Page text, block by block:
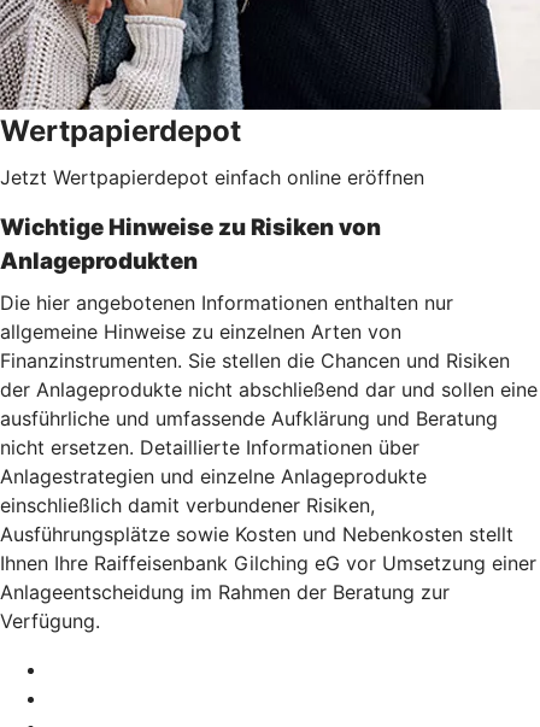
Wertpapierdepot
Jetzt Wertpapierdepot einfach online eröffnen
Wichtige Hinweise zu Risiken von
Anlageprodukten
Die hier angebotenen Informationen enthalten nur
allgemeine Hinweise zu einzelnen Arten von
Finanzinstrumenten. Sie stellen die Chancen und Risiken
der Anlageprodukte nicht abschließend dar und sollen eine
ausführliche und umfassende Aufklärung und Beratung
nicht ersetzen. Detaillierte Informationen über
Anlagestrategien und einzelne Anlageprodukte
einschließlich damit verbundener Risiken,
Ausführungsplätze sowie Kosten und Nebenkosten stellt
Ihnen Ihre Raiffeisenbank Gilching eG vor Umsetzung einer
Anlageentscheidung im Rahmen der Beratung zur
Verfügung.